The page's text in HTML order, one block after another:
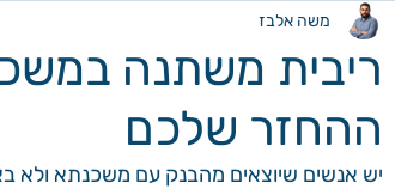
ריבית משתנה
ההחזר שלכם
משה אלבז
יש אנשים שיוצאים מהבנק עם משכנתא ולא